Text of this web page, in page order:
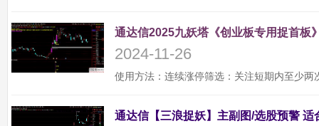
通达信2025九妖塔《创业板专用捉首板
2024-11-26